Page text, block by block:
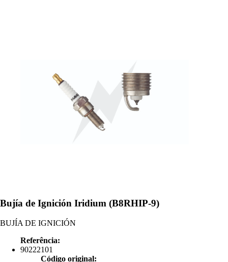
Bujía de Ignición Iridium (B8RHIP-9)
BUJÍA DE IGNICIÓN
Referência:
90222101
Código original: